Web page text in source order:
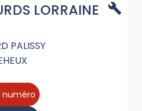
LORRAINE
PALISSY